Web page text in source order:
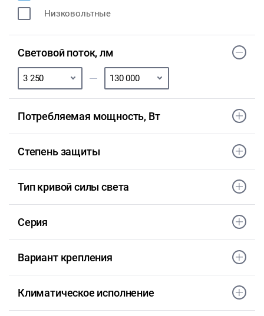
Низковольтные
Световой поток, лм
Потребляемая мощность, Вт
Степень защиты
Тип кривой силы света
Серия
Вариант крепления
Климатическое исполнение